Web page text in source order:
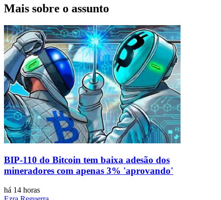
Mais sobre o assunto
BIP-110 do Bitcoin tem baixa adesão dos
mineradores com apenas 3% 'aprovando'
há 14 horas